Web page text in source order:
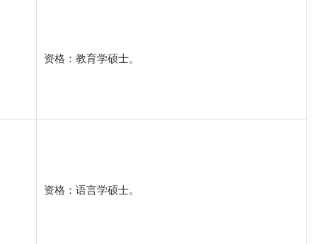
资格：教育学硕士。
资格：语言学硕士。